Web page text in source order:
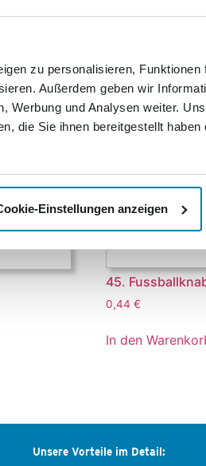
zu personalisieren,
Außerdem geben wir
Werbung und Analysen weiter.
die Sie ihnen bereitgestellt
Einstellungen anzeigen
45.
0,44€
In den
Unsere Vorteile im Detail: